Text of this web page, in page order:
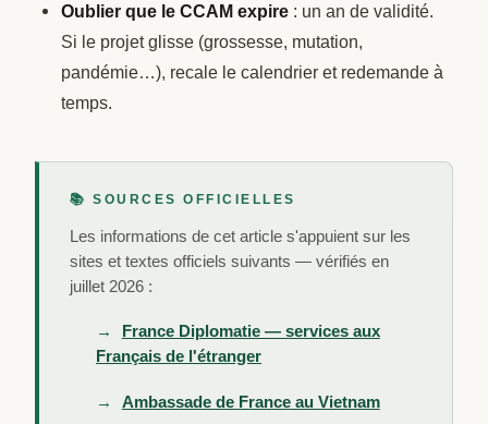
Oublier que le CCAM expire : un an de validité.
Si le projet glisse (grossesse, mutation,
pandémie…), recale le calendrier et redemande à
temps.
📚 SOURCES OFFICIELLES
Les informations de cet article s'appuient sur les
sites et textes officiels suivants — vérifiés en
juillet 2026 :
France Diplomatie — services aux
Français de l'étranger
Ambassade de France au Vietnam